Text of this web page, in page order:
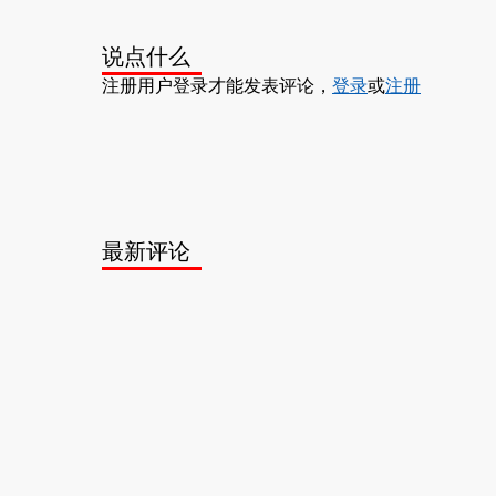
说点什么
注册用户登录才能发表评论， 登录或注册
最新评论